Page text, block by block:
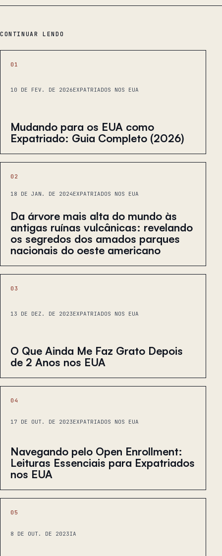
CONTINUAR LENDO
01
10 DE FEV. DE 2026EXPATRIADOS NOS EUA
Mudando para os EUA como
Expatriado: Guia Completo (2026)
02
18 DE JAN. DE 2024EXPATRIADOS NOS EUA
Da árvore mais alta do mundo às
antigas ruínas vulcânicas: revelando
os segredos dos amados parques
nacionais do oeste americano
03
13 DE DEZ. DE 2023EXPATRIADOS NOS EUA
O Que Ainda Me Faz Grato Depois
de 2 Anos nos EUA
04
17 DE OUT. DE 2023EXPATRIADOS NOS EUA
Navegando pelo Open Enrollment:
Leituras Essenciais para Expatriados
nos EUA
05
8 DE OUT. DE 2023IA